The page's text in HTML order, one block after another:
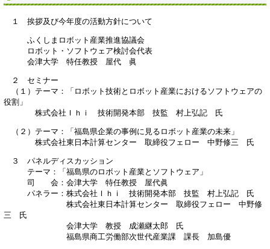
１ 挨拶及び今年度の活動方針について
ふくしまロボット産業推進協議会
ロボット・ソフトウェア検討会代表
会津大学 特任教授 屋代 眞
２ セミナー
（１）テーマ：「ロボット技術とロボット産業におけるソフトウェアの
役割」
株式会社Ｉｈｉ 技術開発本部 技監 村上弘記 氏
（２）テーマ：「福島県企業の事例に見るロボット産業の未来」
株式会社東日本計算センター 取締役フェロー 中野修三 氏
３ パネルディスカッション
テーマ：「福島県のロボット産業とソフトウェア」
司 会：会津大学 特任教授 屋代眞
パネラー：株式会社Ｉｈｉ 技術開発本部 技監 村上弘記 氏
株式会社東日本計算センター 取締役フェロー 中野修
三 氏
会津大学 教授 成瀬継太郎 氏
福島県商工労働部次世代産業課 課長 加島優